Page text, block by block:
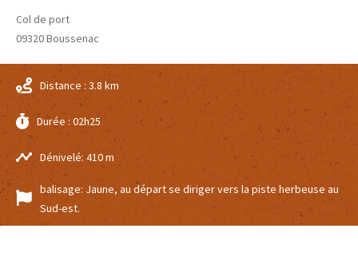
Col de port
09320Boussenac
Distance : 3.8 km
Durée : 02h25
Dénivelé: 410 m
balisage: Jaune, au départ se diriger vers la piste herbeuse au
Sud-est.